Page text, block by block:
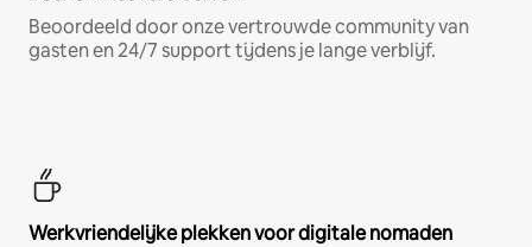
Beoordeeld door onze vertrouwde community van
gasten en 24/7 support tijdens je lange verblijf.
Werkvriendelijke plekken voor digitale nomaden